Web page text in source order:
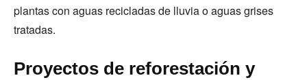
plantas con aguas recicladas de lluvia o aguas grises
tratadas.
Proyectos de reforestación y